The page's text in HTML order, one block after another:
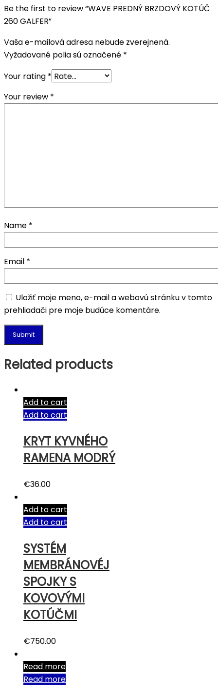
Be the first to review “WAVE PREDNÝ BRZDOVÝ KOTÚČ
260 GALFER”
Vaša e-mailová adresa nebude zverejnená.
Vyžadované polia sú označené *
Your rating *
Your review *
Name *
Email *
Uložiť moje meno, e-mail a webovú stránku v tomto
prehliadači pre moje budúce komentáre.
Related products
Add to cart
Add to cart
KRYT KYVNÉHO
RAMENA MODRÝ
€36.00
Add to cart
Add to cart
SYSTÉM
MEMBRÁNOVÉJ
SPOJKY S
KOVOVÝMI
KOTÚČMI
€750.00
Read more
Read more